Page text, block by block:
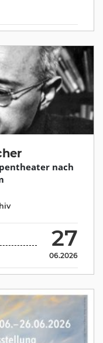
nach
27
06.2026